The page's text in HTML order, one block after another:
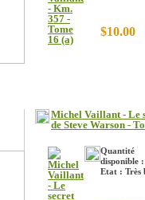
$10.00
Michel Vaillant - Le
de Steve Warson -
Quantité
disponible
Etat : Très